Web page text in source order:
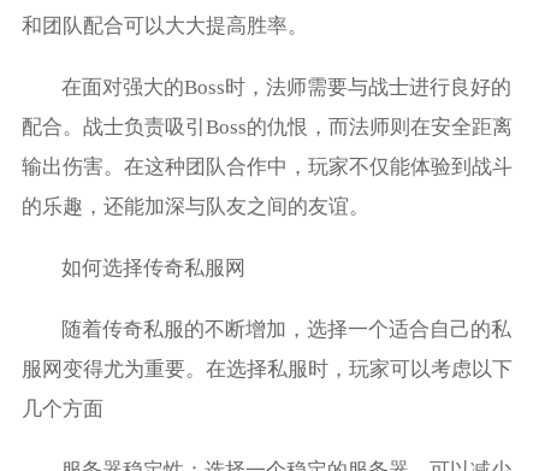
和团队配合可以大大提高胜率。
在面对强大的Boss时，法师需要与战士进行良好的
配合。战士负责吸引Boss的仇恨，而法师则在安全距离
输出伤害。在这种团队合作中，玩家不仅能体验到战斗
的乐趣，还能加深与队友之间的友谊。
如何选择传奇私服网
随着传奇私服的不断增加，选择一个适合自己的私
服网变得尤为重要。在选择私服时，玩家可以考虑以下
几个方面